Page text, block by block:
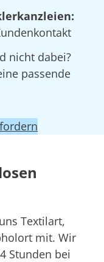
nicht dabei?
passende
Textilart,
mit. Wir
Stunden bei